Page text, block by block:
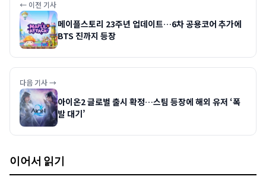
← 이전 기사
메이플스토리 23주년 업데이트…6차 공용코어 추가에
BTS 진까지 등장
다음 기사 →
아이온2 글로벌 출시 확정…스팀 등장에 해외 유저 ‘폭
발 대기’
이어서 읽기